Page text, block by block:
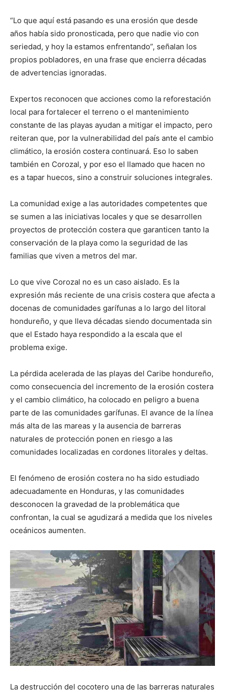
“Lo que aquí está pasando es una erosión que desde
años había sido pronosticada, pero que nadie vio con
seriedad, y hoy la estamos enfrentando”, señalan los
propios pobladores, en una frase que encierra décadas
de advertencias ignoradas.
Expertos reconocen que acciones como la reforestación
local para fortalecer el terreno o el mantenimiento
constante de las playas ayudan a mitigar el impacto, pero
reiteran que, por la vulnerabilidad del país ante el cambio
climático, la erosión costera continuará. Eso lo saben
también en Corozal, y por eso el llamado que hacen no
es a tapar huecos, sino a construir soluciones integrales.
La comunidad exige a las autoridades competentes que
se sumen a las iniciativas locales y que se desarrollen
proyectos de protección costera que garanticen tanto la
conservación de la playa como la seguridad de las
familias que viven a metros del mar.
Lo que vive Corozal no es un caso aislado. Es la
expresión más reciente de una crisis costera que afecta a
docenas de comunidades garífunas a lo largo del litoral
hondureño, y que lleva décadas siendo documentada sin
que el Estado haya respondido a la escala que el
problema exige.
La pérdida acelerada de las playas del Caribe hondureño,
como consecuencia del incremento de la erosión costera
y el cambio climático, ha colocado en peligro a buena
parte de las comunidades garífunas. El avance de la línea
más alta de las mareas y la ausencia de barreras
naturales de protección ponen en riesgo a las
comunidades localizadas en cordones litorales y deltas.
El fenómeno de erosión costera no ha sido estudiado
adecuadamente en Honduras, y las comunidades
desconocen la gravedad de la problemática que
confrontan, la cual se agudizará a medida que los niveles
oceánicos aumenten.
La destrucción del cocotero una de las barreras naturales